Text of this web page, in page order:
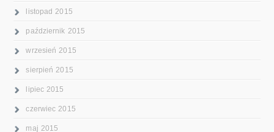
listopad 2015
październik 2015
wrzesień 2015
sierpień 2015
lipiec 2015
czerwiec 2015
maj 2015